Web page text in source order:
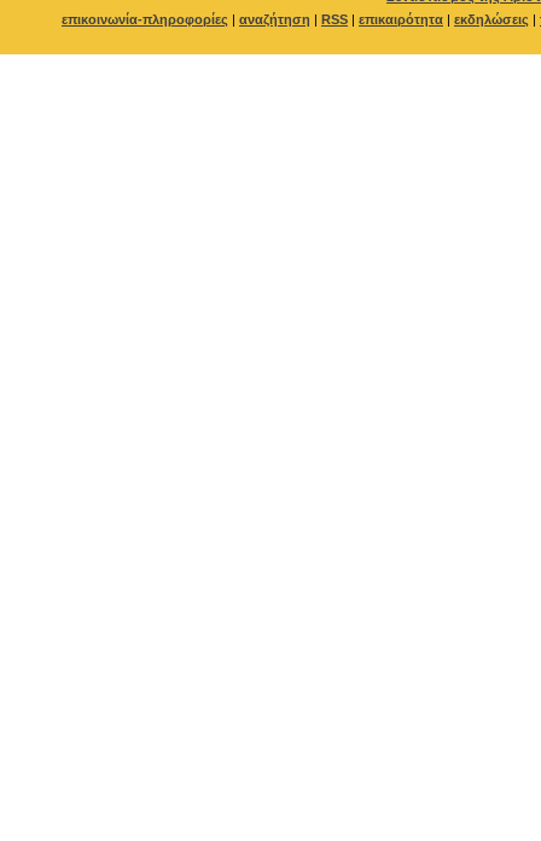
επικοινωνία-πληροφορίες | αναζήτηση | RSS | επικαιρότητα | εκδηλώσεις |